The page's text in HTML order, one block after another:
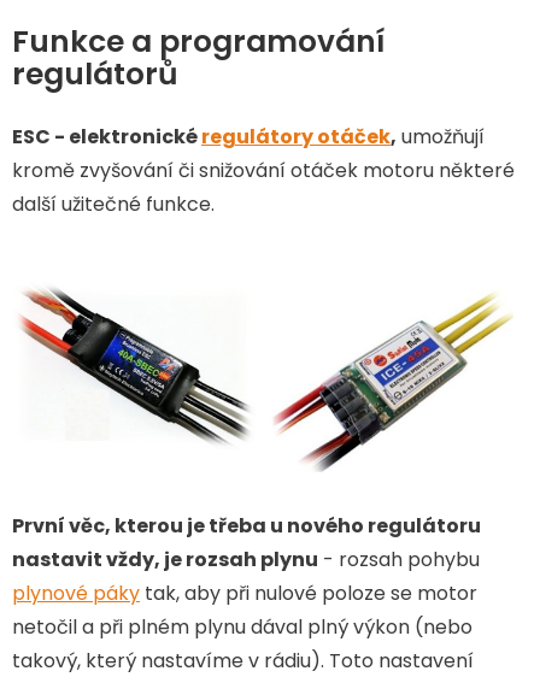
Funkce a programování
regulátorů
ESC - elektronickéregulátory otáček, umožňují
kromě zvyšování či snižování otáček motoru některé
další užitečné funkce.
První věc, kterou je třeba u nového regulátoru
nastavit vždy, je rozsah plynu - rozsah pohybu
plynové páky tak, aby při nulové poloze se motor
netočil a při plném plynu dával plný výkon (nebo
takový, který nastavíme v rádiu). Toto nastavení